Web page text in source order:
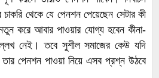
থেকে যে পেনশন পেয়েছেন সেটার কী
করে আবার পাওয়ার যোগ্য হবেন কীনা-
নেই। তবে সুশীল সমাজের কেউ যদি
তার পেনশন পাওয়া নিয়ে এসব প্রশ্ন উঠবে